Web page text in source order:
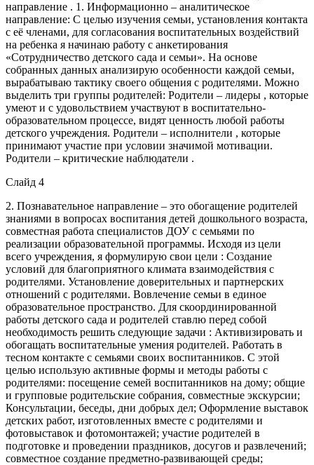
направление . 1. Информационно – аналитическое
направление: С целью изучения семьи, установления контакта
с её членами, для согласования воспитательных воздействий
на ребенка я начинаю работу с анкетирования
«Сотрудничество детского сада и семьи». На основе
собранных данных анализирую особенности каждой семьи,
вырабатываю тактику своего общения с родителями. Можно
выделить три группы родителей: Родители – лидеры , которые
умеют и с удовольствием участвуют в воспитательно-
образовательном процессе, видят ценность любой работы
детского учреждения. Родители – исполнители , которые
принимают участие при условии значимой мотивации.
Родители – критические наблюдатели .
Слайд 4
2. Познавательное направление – это обогащение родителей
знаниями в вопросах воспитания детей дошкольного возраста,
совместная работа специалистов ДОУ с семьями по
реализации образовательной программы. Исходя из цели
всего учреждения, я формулирую свои цели : Создание
условий для благоприятного климата взаимодействия с
родителями. Установление доверительных и партнерских
отношений с родителями. Вовлечение семьи в единое
образовательное пространство. Для скоординированной
работы детского сада и родителей ставлю перед собой
необходимость решить следующие задачи : Активизировать и
обогащать воспитательные умения родителей. Работать в
тесном контакте с семьями своих воспитанников. С этой
целью использую активные формы и методы работы с
родителями: посещение семей воспитанников на дому; общие
и групповые родительские собрания, совместные экскурсии;
Консультации, беседы, дни добрых дел; Оформление выставок
детских работ, изготовленных вместе с родителями и
фотовыставок и фотомонтажей; участие родителей в
подготовке и проведении праздников, досугов и развлечений;
совместное создание предметно-развивающей среды;